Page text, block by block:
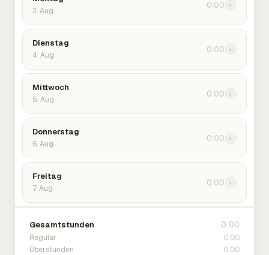
3. Aug.
0:00 ›
Dienstag
4. Aug.
0:00 ›
Mittwoch
5. Aug.
0:00 ›
Donnerstag
6. Aug.
0:00 ›
Freitag
7. Aug.
0:00 ›
Gesamtstunden 0:00
Regulär 0:00
Überstunden 0:00